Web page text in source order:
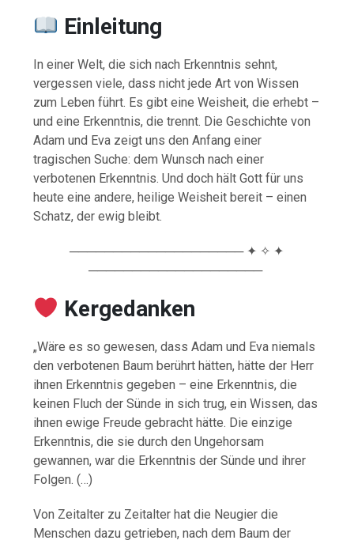
Einleitung
In einer Welt, die sich nach Erkenntnis sehnt,
vergessen viele, dass nicht jede Art von Wissen
zum Leben führt. Es gibt eine Weisheit, die erhebt –
und eine Erkenntnis, die trennt. Die Geschichte von
Adam und Eva zeigt uns den Anfang einer
tragischen Suche: dem Wunsch nach einer
verbotenen Erkenntnis. Und doch hält Gott für uns
heute eine andere, heilige Weisheit bereit – einen
Schatz, der ewig bleibt.
──────────────────── ✦ ✧ ✦
────────────────────
Kergedanken
„Wäre es so gewesen, dass Adam und Eva niemals
den verbotenen Baum berührt hätten, hätte der Herr
ihnen Erkenntnis gegeben – eine Erkenntnis, die
keinen Fluch der Sünde in sich trug, ein Wissen, das
ihnen ewige Freude gebracht hätte. Die einzige
Erkenntnis, die sie durch den Ungehorsam
gewannen, war die Erkenntnis der Sünde und ihrer
Folgen. (…)
Von Zeitalter zu Zeitalter hat die Neugier die
Menschen dazu getrieben, nach dem Baum der